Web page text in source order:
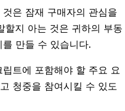
은 잠재 구매자의 관심을
할지 아는 것은 귀하의 부동
만들 수 있습니다.
트에 포함해야 할 주요 요
청중을 참여시킬 수 있도